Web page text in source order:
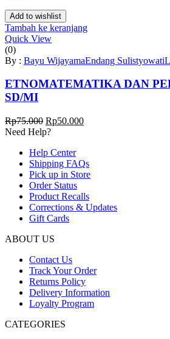
Add to wishlist
Tambah ke keranjang
Quick View
(0)
By : Bayu WijayamaEndang Sulistyowati
ETNOMATEMATIKA DAN
SD/MI
Rp75.000 Harga
aslinya
Rp75.000.
Rp50.000Harga
Rp50.000.
Need Help?
Help Center
Shipping FAQs
Pick up in Store
Order Status
Product Recalls
Corrections & Updates
Gift Cards
ABOUT US
Contact Us
Track Your Order
Returns Policy
Delivery Information
Loyalty Program
CATEGORIES